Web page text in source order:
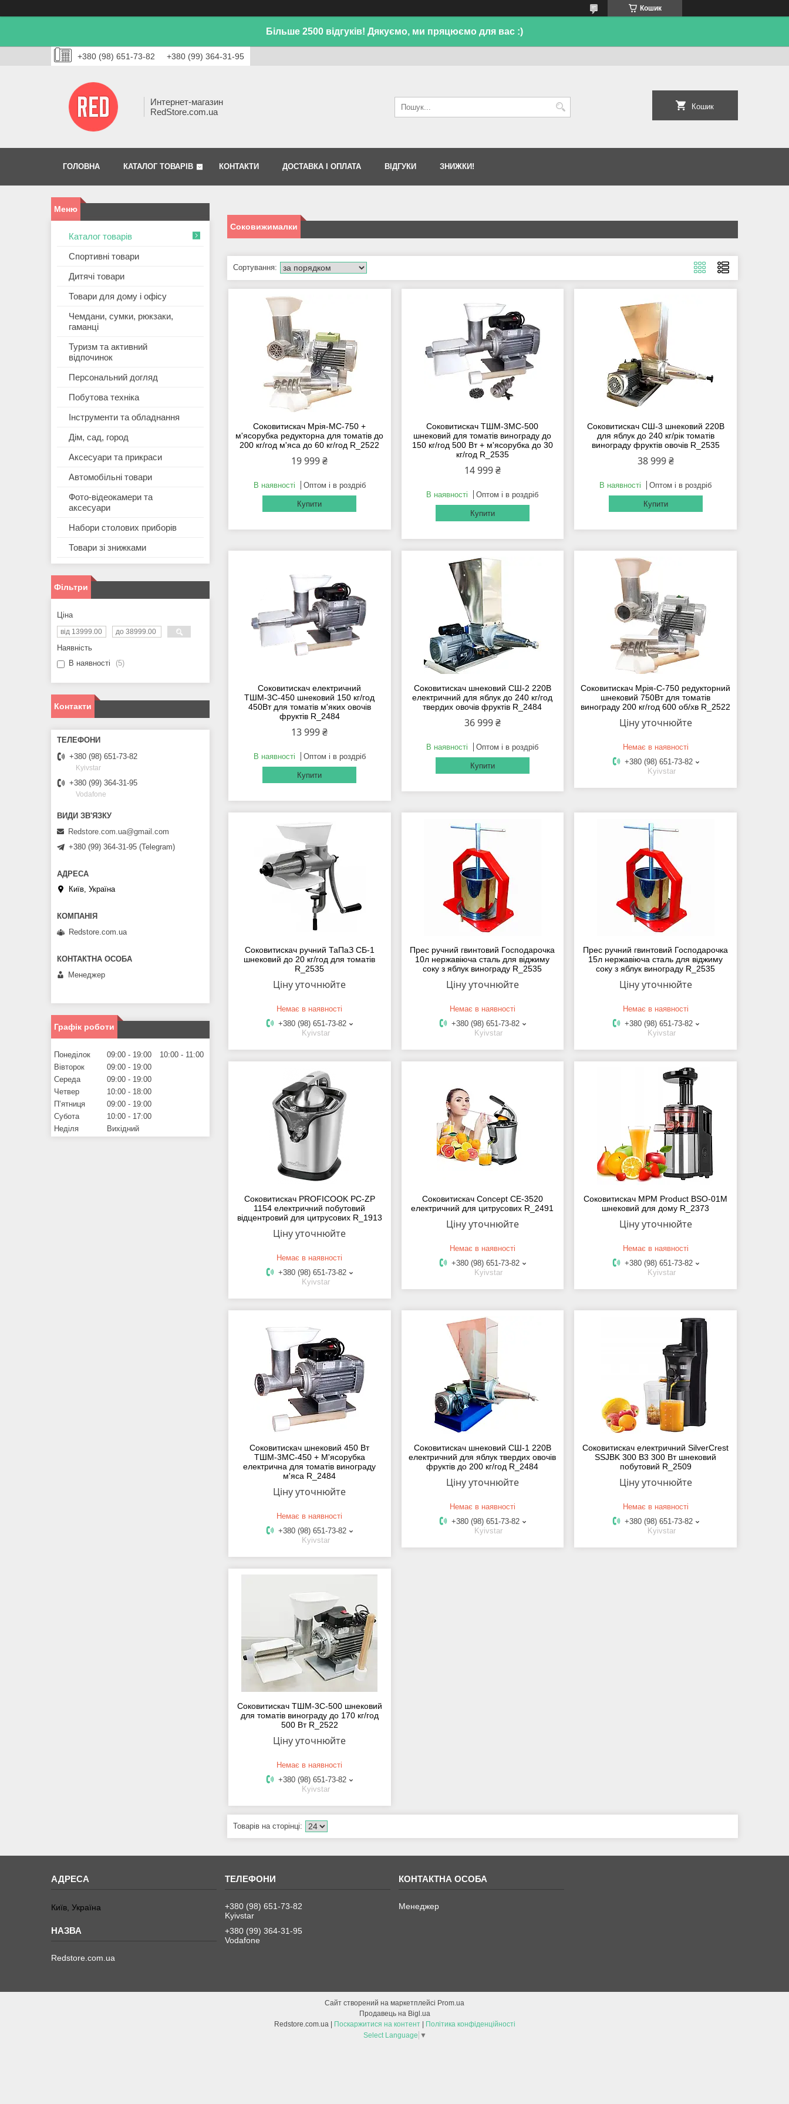
Кошик
Більше 2500 відгуків! Дякуємо, ми пряцюємо для вас :)
+380 (98) 651-73-82 +380 (99) 364-31-95
Интернет-магазин
RedStore.com.ua
Кошик
ГОЛОВНА КАТАЛОГ ТОВАРІВ КОНТАКТИ ДОСТАВКА І ОПЛАТА ВІДГУКИ ЗНИЖКИ!
Соковижималки
Соковитискач Мрія-МС-750 +
м'ясорубка редукторна для томатів до
200 кг/год м'яса до 60 кг/год R_2522
19 999 ₴
В наявності Оптом і в роздріб
Купити
Соковитискач ТШМ-3МС-500
шнековий для томатів винограду до
150 кг/год 500 Вт + м'ясорубка до 30
кг/год R_2535
14 999 ₴
В наявності Оптом і в роздріб
Купити
Соковитискач СШ-3 шнековий 220В
для яблук до 240 кг/рік томатів
винограду фруктів овочів R_2535
38 999 ₴
В наявності Оптом і в роздріб
Купити
Соковитискач електричний
ТШМ-3С-450 шнековий 150 кг/год
450Вт для томатів м'яких овочів
фруктів R_2484
13 999 ₴
В наявності Оптом і в роздріб
Купити
Соковитискач шнековий СШ-2 220В
електричний для яблук до 240 кг/год
твердих овочів фруктів R_2484
36 999 ₴
В наявності Оптом і в роздріб
Купити
Соковитискач Мрія-С-750 редукторний
шнековий 750Вт для томатів
винограду 200 кг/год 600 об/хв R_2522
Ціну уточнюйте
Немає в наявності
+380 (98) 651-73-82
Kyivstar
Соковитискач ручний ТаПаЗ СБ-1
шнековий до 20 кг/год для томатів
R_2535
Ціну уточнюйте
Немає в наявності
+380 (98) 651-73-82
Kyivstar
Прес ручний гвинтовий Господарочка
10л нержавіюча сталь для віджиму
соку з яблук винограду R_2535
Ціну уточнюйте
Немає в наявності
+380 (98) 651-73-82
Kyivstar
Прес ручний гвинтовий Господарочка
15л нержавіюча сталь для віджиму
соку з яблук винограду R_2535
Ціну уточнюйте
Немає в наявності
+380 (98) 651-73-82
Kyivstar
Соковитискач PROFICOOK PC-ZP
1154 електричний побутовий
відцентровий для цитрусових R_1913
Ціну уточнюйте
Немає в наявності
+380 (98) 651-73-82
Kyivstar
Соковитискач Concept CE-3520
електричний для цитрусових R_2491
Ціну уточнюйте
Немає в наявності
+380 (98) 651-73-82
Kyivstar
Соковитискач MPM Product BSO-01M
шнековий для дому R_2373
Ціну уточнюйте
Немає в наявності
+380 (98) 651-73-82
Kyivstar
Соковитискач шнековий 450 Вт
ТШМ-3МС-450 + М'ясорубка
електрична для томатів винограду
м'яса R_2484
Ціну уточнюйте
Немає в наявності
+380 (98) 651-73-82
Kyivstar
Соковитискач шнековий СШ-1 220В
електричний для яблук твердих овочів
фруктів до 200 кг/год R_2484
Ціну уточнюйте
Немає в наявності
+380 (98) 651-73-82
Kyivstar
Соковитискач електричний SilverCrest
SSJBK 300 B3 300 Вт шнековий
побутовий R_2509
Ціну уточнюйте
Немає в наявності
+380 (98) 651-73-82
Kyivstar
Соковитискач ТШМ-3С-500 шнековий
для томатів винограду до 170 кг/год
500 Вт R_2522
Ціну уточнюйте
Немає в наявності
+380 (98) 651-73-82
Kyivstar
Каталог товарів
Спортивні товари
Дитячі товари
Товари для дому і офісу
Чемдани, сумки, рюкзаки,
гаманці
Туризм та активний
відпочинок
Персональний догляд
Побутова техніка
Інструменти та обладнання
Дім, сад, город
Аксесуари та прикраси
Автомобільні товари
Фото-відеокамери та
аксесуари
Набори столових приборів
Товари зі знижками
Фільтри
Ціна
Наявність
В наявності
5
Контакти
+380 (98) 651-73-82
Kyivstar
+380 (99) 364-31-95
Vodafone
Redstore.com.ua@gmail.com
+380 (99) 364-31-95 (Telegram)
Київ, Україна
Redstore.com.ua
Менеджер
Графік роботи
Понеділок 09:00 19:00 10:00
11:00
Вівторок
09:00
19:00
Середа
09:00
19:00
Четвер
10:00
18:00
Пʼятниця
09:00
19:00
Субота
10:00
17:00
Неділя
Вихідний
Київ, Україна
Redstore.com.ua
+380 (98) 651-73-82
Kyivstar
+380 (99) 364-31-95
Vodafone
Менеджер
Сайт створений на маркетплейсі Prom.ua
Продавець на Bigl.ua
Поскаржитися на контент
Політика конфіденційності
Select Language ▼